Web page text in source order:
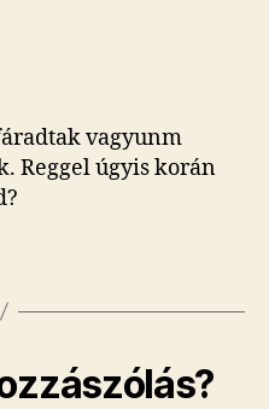
vagyunm
Reggel úgyis korán